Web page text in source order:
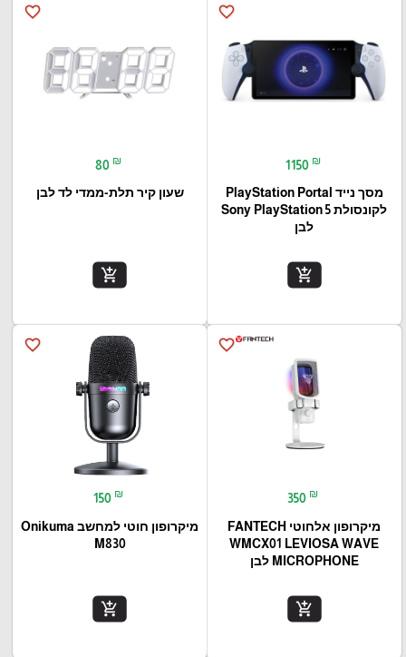
favorite_border
1150 ₪
מסך נייד PlayStation Portal‎
לקונסולת Sony PlayStation 5
לבן
add_shopping_cart
favorite_border
80 ₪
שעון קיר תלת-ממדי לד לבן
add_shopping_cart
favorite_border
350 ₪
מיקרופון אלחוטי FANTECH
WMCX01 LEVIOSA WAVE
MICROPHONE לבן
add_shopping_cart
favorite_border
150 ₪
מיקרופון חוטי למחשב Onikuma
M830
add_shopping_cart